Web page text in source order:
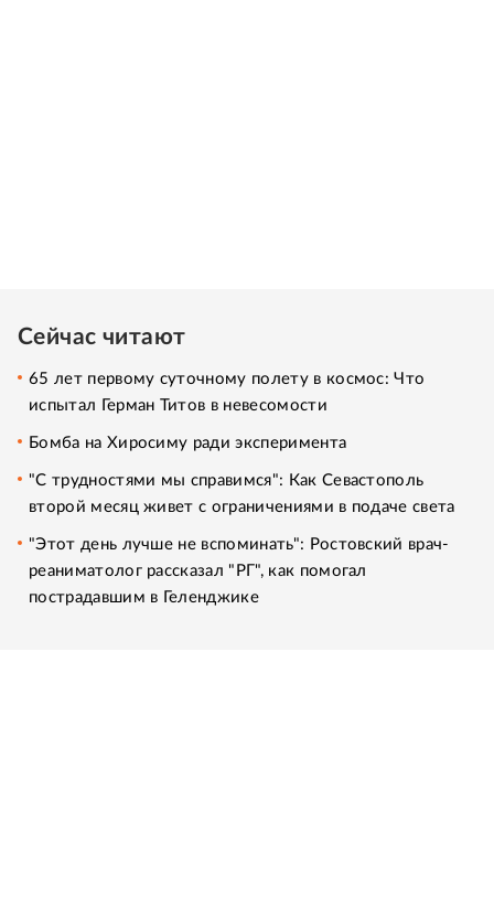
Сейчас читают
65 лет первому суточному полету в космос: Что
испытал Герман Титов в невесомости
Бомба на Хиросиму ради эксперимента
"С трудностями мы справимся": Как Севастополь
второй месяц живет с ограничениями в подаче света
"Этот день лучше не вспоминать": Ростовский врач-
реаниматолог рассказал "РГ", как помогал
пострадавшим в Геленджике